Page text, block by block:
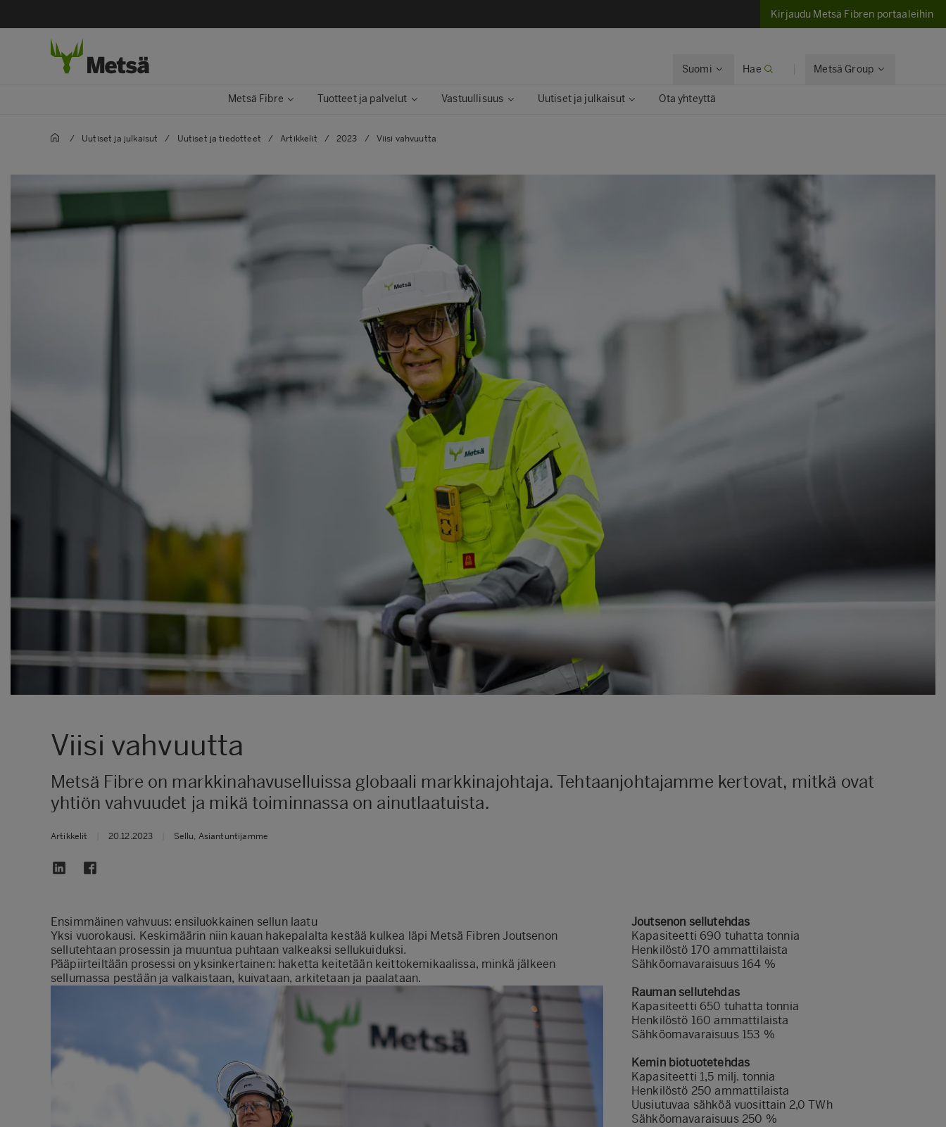
Kirjaudu Metsä Fibren portaaleihin
Suomi Hae Metsä Group
Metsä Fibre Tuotteet ja palvelut Vastuullisuus Uutiset ja julkaisut Ota yhteyttä
/ Uutiset ja julkaisut / Uutiset ja tiedotteet / Artikkelit / 2023 / Viisi vahvuutta
Viisi vahvuutta
Metsä Fibre on markkinahavuselluissa globaali markkinajohtaja. Tehtaanjohtajamme kertovat, mitkä ovat
yhtiön vahvuudet ja mikä toiminnassa on ainutlaatuista.
Artikkelit 20.12.2023 Sellu, Asiantuntijamme
Ensimmäinen vahvuus: ensiluokkainen sellun laatu
Yksi vuorokausi. Keskimäärin niin kauan hakepalalta kestää kulkea läpi Metsä Fibren Joutsenon
sellutehtaan prosessin ja muuntua puhtaan valkeaksi sellukuiduksi.
Pääpiirteiltään prosessi on yksinkertainen: haketta keitetään keittokemikaalissa, minkä jälkeen
sellumassa pestään ja valkaistaan, kuivataan, arkitetaan ja paalataan.
Joutsenon sellutehdas
Kapasiteetti 690 tuhatta tonnia
Henkilöstö 170 ammattilaista
Sähköomavaraisuus 164 %
Rauman sellutehdas
Kapasiteetti 650 tuhatta tonnia
Henkilöstö 160 ammattilaista
Sähköomavaraisuus 153 %
Kemin biotuotetehdas
Kapasiteetti 1,5 milj. tonnia
Henkilöstö 250 ammattilaista
Uusiutuvaa sähköä vuosittain 2,0 TWh
Sähköomavaraisuus 250 %